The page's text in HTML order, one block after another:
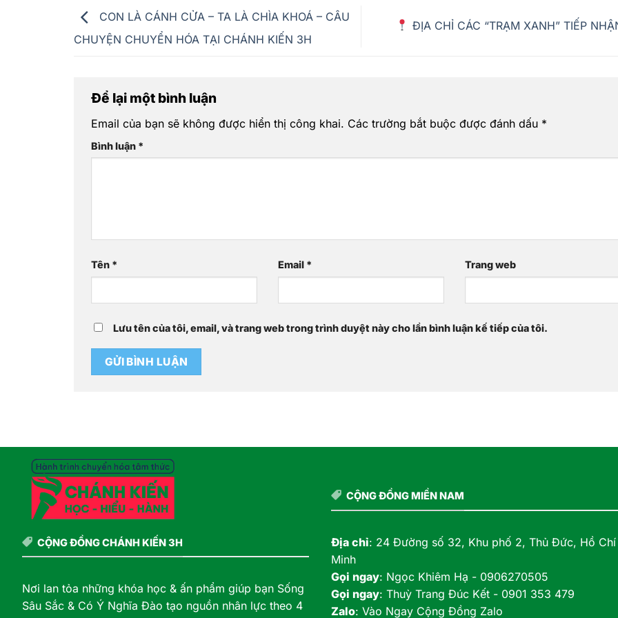
CON LÀ CÁNH CỬA – TA LÀ CHÌA KHOÁ – CÂU
CHUYỆN CHUYỂN HÓA TẠI CHÁNH KIẾN 3H
ĐỊA CHỈ CÁC “TRẠM XANH” TIẾP
Để lại một bình luận
Email của bạn sẽ không được hiển thị công khai. Các trường bắt buộc được đánh dấu *
Bình luận *
Tên * Email * Trang web
Lưu tên của tôi, email, và trang web trong trình duyệt này cho lần bình luận kế tiếp của tôi.
CỘNG ĐỒNG CHÁNH KIẾN 3H
Nơi lan tỏa những khóa học & ấn phẩm giúp bạn Sống
Sâu Sắc & Có Ý Nghĩa Đào tạo nguồn nhân lực theo 4
CỘNG ĐỒNG MIỀN NAM
Địa chỉ: 24 Đường số 32, Khu phố 2, Thủ Đức, Hồ Chí
Minh
Gọi ngay: Ngọc Khiêm Hạ - 0906270505
Gọi ngay: Thuỳ Trang Đúc Kết - 0901 353 479
Zalo: Vào Ngay Cộng Đồng Zalo